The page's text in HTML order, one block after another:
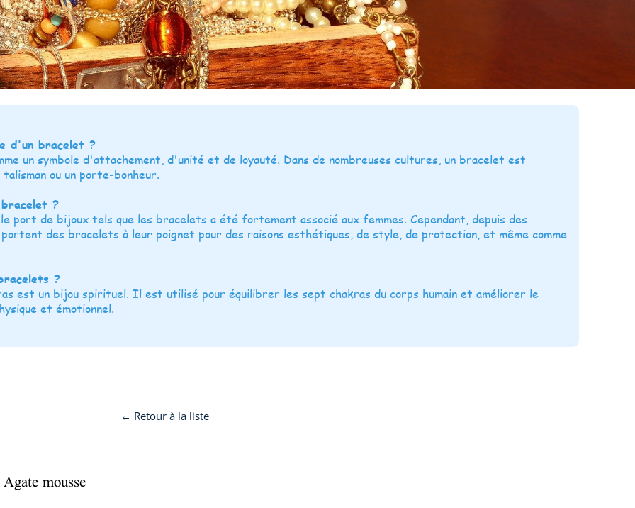
d'un bracelet ?
un symbole d'attachement, d'unité et de loyauté. Dans de nombreuses cultures, un bracelet est
talisman ou un porte-bonheur.
?
le port de bijoux tels que les bracelets a été fortement associé aux femmes. Cependant, depuis des
portent des bracelets à leur poignet pour des raisons esthétiques, de style, de protection, et même comme
?
est un bijou spirituel. Il est utilisé pour équilibrer les sept chakras du corps humain et améliorer le
et émotionnel.
← Retour à la liste
Agate mousse